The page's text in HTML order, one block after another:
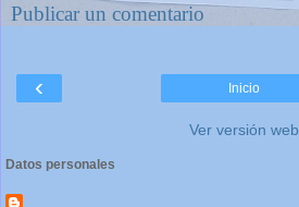
Publicar un comentario
‹ Inicio
Ver versión web
Datos personales